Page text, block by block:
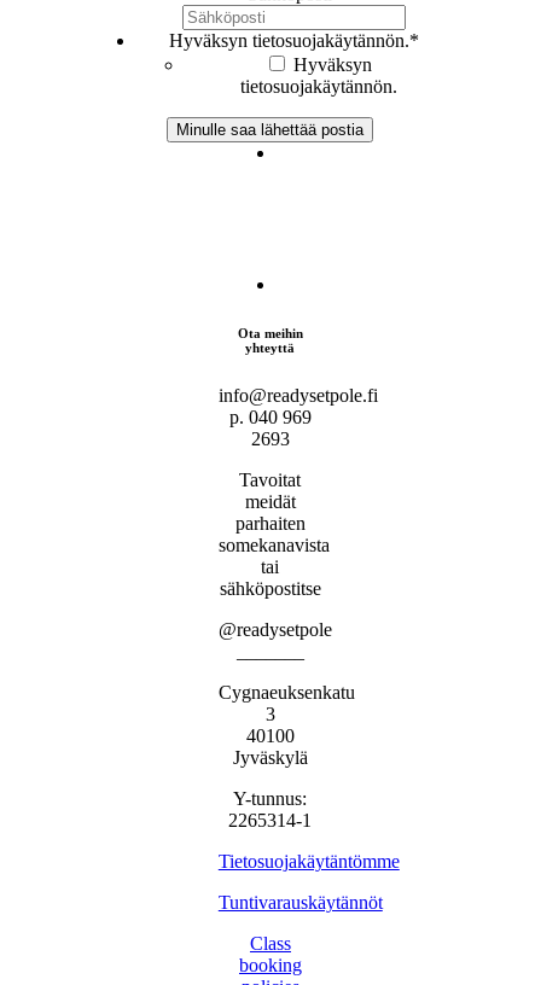
Hyväksyn tietosuojakäytännön.*
Hyväksyn
tietosuojakäytännön.
Ota meihin
yhteyttä
info@readysetpole.fi
p. 040 969
2693
Tavoitat
meidät
parhaiten
somekanavista
tai
sähköpostitse
@readysetpole
Cygnaeuksenkatu
3
40100
Jyväskylä
Y-tunnus:
2265314-1
Tietosuojakäytäntömme
Tuntivarauskäytännöt
Class
booking